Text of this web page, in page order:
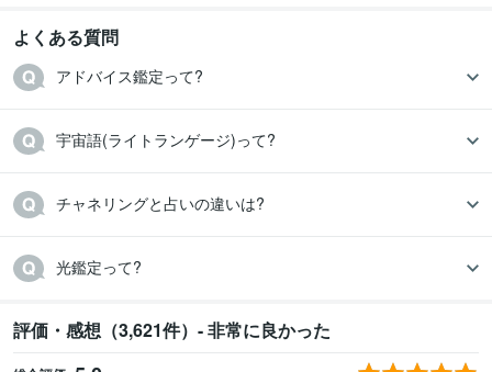
よくある質問
アドバイス鑑定って?
宇宙語(ライトランゲージ)って?
チャネリングと占いの違いは?
光鑑定って?
評価・感想（3,621件）- 非常に良かった